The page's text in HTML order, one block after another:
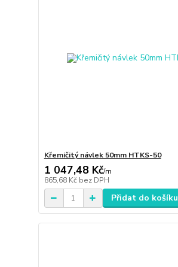
Křemičitý návlek 50mm HTKS-50
1 047,48 Kč/m
865,68 Kč bez DPH
Přidat do košíku